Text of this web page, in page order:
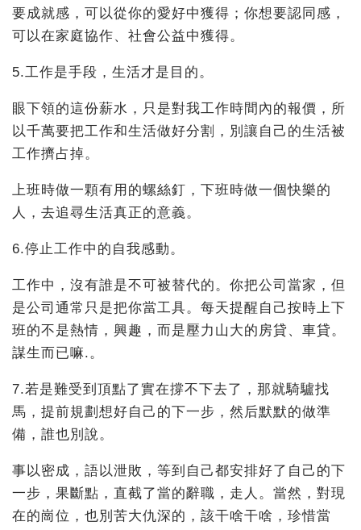
要成就感，可以從你的愛好中獲得；你想要認同感，
可以在家庭協作、社會公益中獲得。
5.工作是手段，生活才是目的。
眼下領的這份薪水，只是對我工作時間內的報價，所
以千萬要把工作和生活做好分割，別讓自己的生活被
工作擠占掉。
上班時做一顆有用的螺絲釘，下班時做一個快樂的
人，去追尋生活真正的意義。
6.停止工作中的自我感動。
工作中，沒有誰是不可被替代的。你把公司當家，但
是公司通常只是把你當工具。每天提醒自己按時上下
班的不是熱情，興趣，而是壓力山大的房貸、車貸。
謀生而已嘛.。
7.若是難受到頂點了實在撐不下去了，那就騎驢找
馬，提前規劃想好自己的下一步，然后默默的做準
備，誰也別說。
事以密成，語以泄敗，等到自己都安排好了自己的下
一步，果斷點，直截了當的辭職，走人。當然，對現
在的崗位，也別苦大仇深的，該干啥干啥，珍惜當